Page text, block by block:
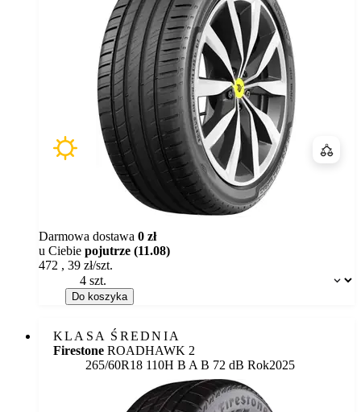
Dostępność:
Darmowa dostawa 0 zł
u Ciebie pojutrze (11.08)
472 , 39 zł/szt.
Do koszyka
KLASA ŚREDNIA
Firestone ROADHAWK 2
265/60R18 110H Etykieta:
B A B 72 dB Rok2025